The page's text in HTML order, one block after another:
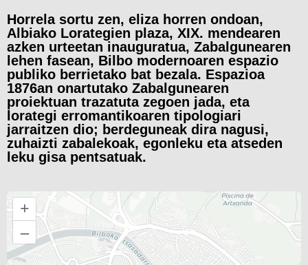
Horrela sortu zen, eliza horren ondoan,
Albiako Lorategien plaza, XIX. mendearen
azken urteetan inauguratua, Zabalgunearen
lehen fasean, Bilbo modernoaren espazio
publiko berrietako bat bezala. Espazioa
1876an onartutako Zabalgunearen
proiektuan trazatuta zegoen jada, eta
lorategi erromantikoaren tipologiari
jarraitzen dio; berdeguneak dira nagusi,
zuhaizti zabalekoak, egonleku eta atseden
leku gisa pentsatuak.
+
–